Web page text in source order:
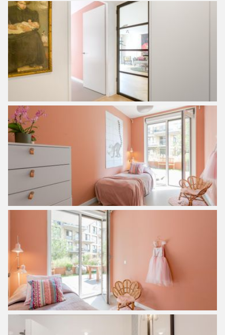
Particularities:
– Year of construction 2019;
– Very spacious 4-room apartment on the ground floor;
– Lovely spacious garden (appr 80 sq/m, located in the
southeast;
– A living area of approximately 125 m² (measurement
– 3 bedrooms;
– Combination of a beautiful wooden herringbone floor and
cast floor;
– Lots of storage space due to the high built-in wardrobes;
– Underfloor heating and CW5 Hot water via district
heating;
– Energy label;
– Contribution VvE is €212.86 per month;
– Located on municipal leasehold ABP 2000, ten-year
fixed ground rent;
– Canon is € 1.091,- per year, the current period until 15-
01-2067;
– Perpetual leasehold is notarized after the end of the
– Professionally managed VvE (Twinss VvE Beheer) with
150 members;
– Communal bicycle shed and parking space in the
basement;